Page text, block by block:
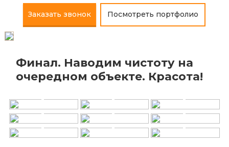
Заказать звонок Посмотреть портфолио
Финал. Наводим чистоту на
очередном объекте. Красота!
+ + +
+ + +
+ + +